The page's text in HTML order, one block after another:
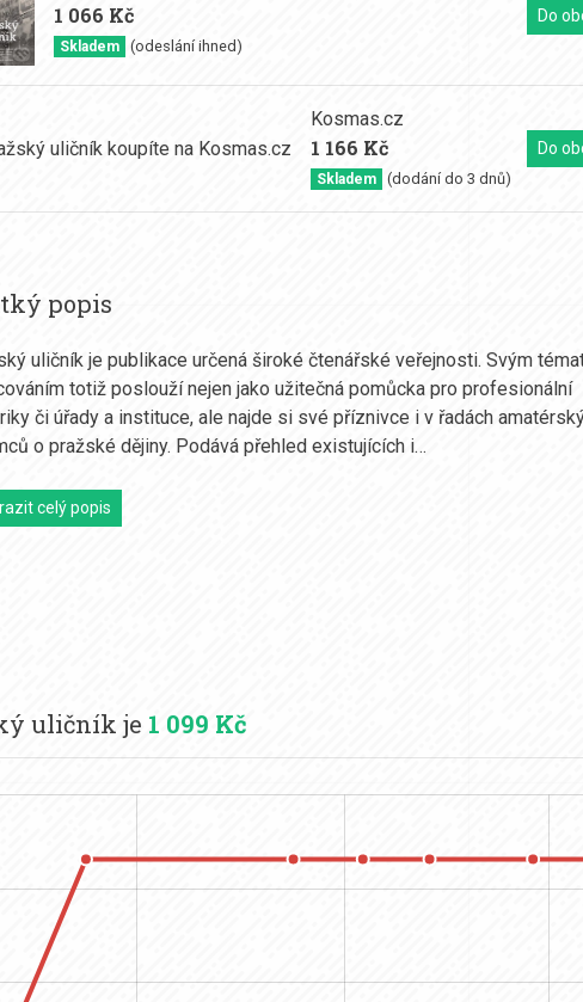
1 066 Kč
Skladem (odeslání ihned)
Do
Kosmas.cz
1 166 Kč
Skladem (dodání do 3 dnů)
Do
popis
uličník je publikace určená široké čtenářské veřejnosti. Svým
totiž poslouží nejen jako užitečná pomůcka pro profesionální
či úřady a instituce, ale najde si své příznivce i v řadách
o pražské dějiny. Podává přehled existujících i…
celý popis
uličník je 1 099 Kč